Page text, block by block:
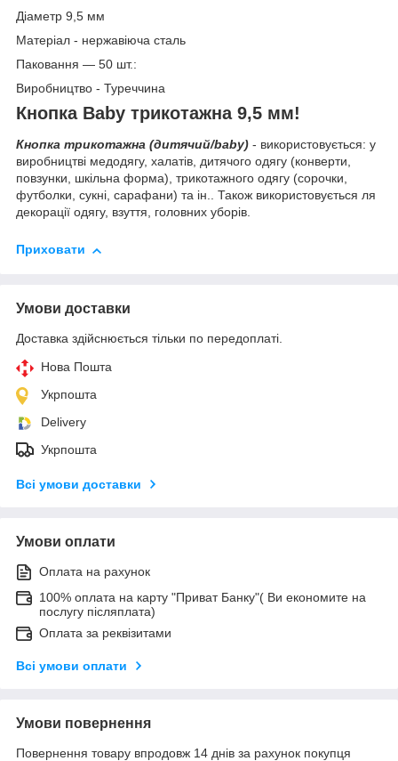
Діаметр 9,5 мм
Матеріал - нержавіюча сталь
Паковання — 50 шт.:
Виробництво - Туреччина
Кнопка Baby трикотажна 9,5 мм!
Кнопка трикотажна (дитячий/baby) - використовується: у
виробництві медодягу, халатів, дитячого одягу (конверти,
повзунки, шкільна форма), трикотажного одягу (сорочки,
футболки, сукні, сарафани) та ін.. Також використовується ля
декорації одягу, взуття, головних уборів.
Приховати
Умови доставки
Доставка здійснюється тільки по передоплаті.
Нова Пошта
Укрпошта
Delivery
Укрпошта
Всі умови доставки
Умови оплати
Оплата на рахунок
100% оплата на карту "Приват Банку"( Ви економите на
послугу післяплата)
Оплата за реквізитами
Всі умови оплати
Умови повернення
Повернення товару впродовж 14 днів за рахунок покупця